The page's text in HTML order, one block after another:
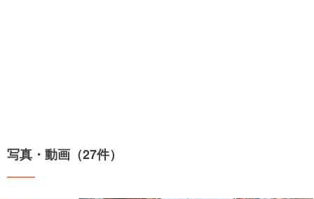
写真・動画（27件）